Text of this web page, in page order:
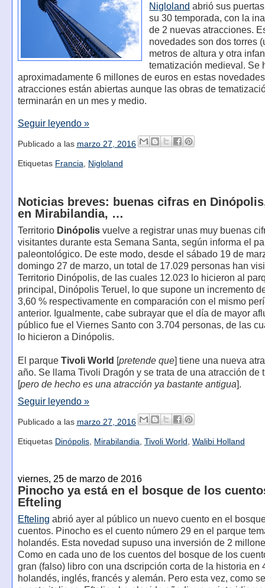
Nigloland abrió sus
su 30 temporada, con la
de 2 nuevas atracciones.
novedades son dos torres
metros de altura y otra
tematización medieval. Se
aproximadamente 6 millones de euros en estas
atracciones están abiertas aunque las obras de
terminarán en un mes y medio.
Seguir leyendo »
Publicado a las marzo 27, 2016
Etiquetas Francia, Nigloland
Noticias breves: buenas cifras en
en Mirabilandia, …
Territorio Dinópolisvuelve a registrar unas muy buenas
visitantes durante esta Semana Santa, según informa el
paleontológico. De este modo, desde el sábado 19 de
domingo 27 de marzo, un total de 17.029 personas han
Territorio Dinópolis, de las cuales 12.023 lo hicieron al
principal, Dinópolis Teruel, lo que supone un incremento
3,60 % respectivamente en comparación con el mismo
anterior. Igualmente, cabe subrayar que el día de mayor
público fue el Viernes Santo con 3.704 personas, de las
lo hicieron a Dinópolis.
El parque Tivoli World [pretende que] tiene una nueva
año. Se llama Tivoli Dragón y se trata de una atracción de
[pero de hecho es una atracción ya bastante antigua].
Seguir leyendo »
Publicado a las marzo 27, 2016
Etiquetas Dinópolis, Mirabilandia, Tivoli World , Walibi Holland
viernes, 25 de marzo de 2016
Pinocho ya está en el bosque de los
Efteling
Efteling abrió ayer al público un nuevo cuento en el
cuentos. Pinocho es el cuento número 29 en el parque
holandés. Esta novedad supuso una inversión de 2
Como en cada uno de los cuentos del bosque de los
gran (falso) libro con una dscripción corta de la historia en
holandés, inglés, francés y alemán. Pero esta vez, como